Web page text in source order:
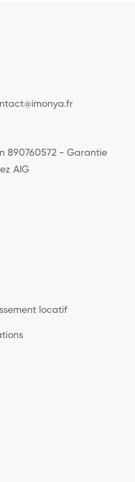
890760572 - Garantie
AIG
locatif